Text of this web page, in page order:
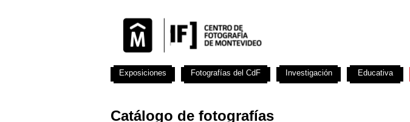
Catálogo de fotografías
Exposiciones Fotografías del CdF Investigación Educativa